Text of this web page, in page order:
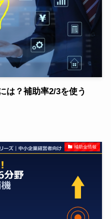
は？補助率2/3を使う
補助金情報